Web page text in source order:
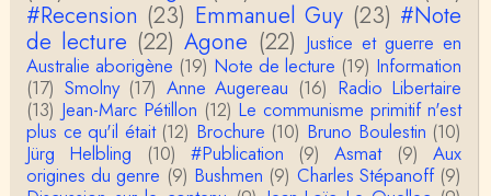
roland chaudat
Votre gourmandise sera probablement récompens
ée parce que Snow apporte "de l'eau à votre m
o…
Christophe Darmangeat
...Et merci à vous pour Snow – qui m'a l'air d'être
davantage une histoire qu'une et…
#Recension (23) Emmanuel Guy (23) #Note
de lecture (22) Agone (22) Justice et guerre en
Australie aborigène (19) Note de lecture (19) Information
(17) Smolny (17) Anne Augereau (16) Radio Libertaire
(13) Jean-Marc Pétillon (12) Le communisme primitif n'est
plus ce qu'il était (12) Brochure (10) Bruno Boulestin (10)
Jürg Helbling
(10) #Publication (9) Asmat (9)
Aux
origines du genre (9) Bushmen (9) Charles Stépanoff (9)